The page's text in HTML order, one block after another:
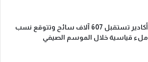
أكادير تستقبل 607 آلاف سائح وتتوقع نسب
ملء قياسية خلال الموسم الصيفي